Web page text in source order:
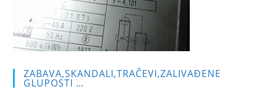
ZABAVA,SKANDALI,TRAČEVI,ZALIVAĐENE
GLUPOSTI …